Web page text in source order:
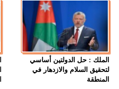
الملك : حل الدولتين أساسي
لتحقيق السلام والازدهار في
المنطقة